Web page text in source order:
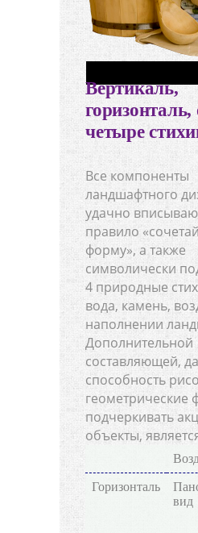
Вертикаль,
четыре
Все компоненты
ландшафтного
удачно
правило
форму», а также
символически
4 природные
вода, камень,
наполнении
Дополнительной
составляющей,
способность
геометрические
подчеркивать
объекты,
Горизонталь
вид